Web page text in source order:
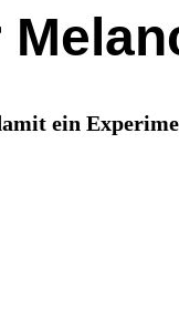
ein